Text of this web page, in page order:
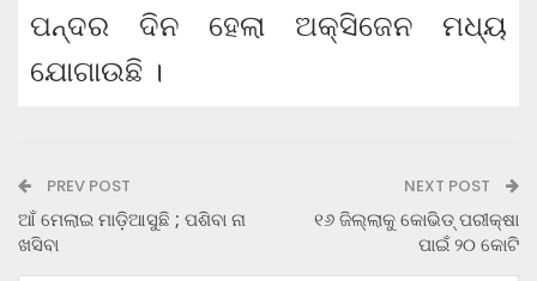
ପନ୍ଦର ଦିନ ହେଲା ଅକ୍ସିଜେନ ମଧ୍ୟ
ଯୋଗାଉଛି ।
PREV POST
ଆଁ ମେଲାଇ ମାଡ଼ିଆସୁଛି ; ପଶିବା ନା
ଖସିବା
NEXT POST
୧୬ ଜିଲ୍ଲାକୁ କୋଭିଡ୍ ପରୀକ୍ଷା
ପାଇଁ ୨୦ କୋଟି